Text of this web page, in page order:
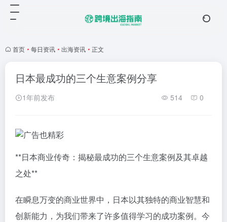
首页 • 每日资讯 • 出海资讯 • 正文
日本最成功的三个生意案例分享
1年前发布 514 0
**日本商业传奇：揭秘最成功的三个生意案例及其卓越
之处**
在瞬息万变的商业世界中，日本以其独特的商业智慧和
创新能力，为我们带来了许多值得学习的成功案例。今